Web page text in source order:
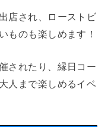
店され、ローストビ
ものも楽しめます！
されたり、縁日コー
人まで楽しめるイベ